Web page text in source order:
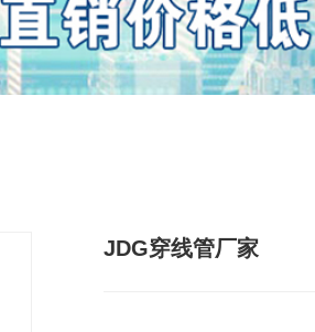
JDG穿线管厂家